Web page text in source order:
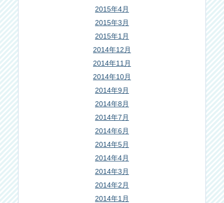
2015年4月
2015年3月
2015年1月
2014年12月
2014年11月
2014年10月
2014年9月
2014年8月
2014年7月
2014年6月
2014年5月
2014年4月
2014年3月
2014年2月
2014年1月